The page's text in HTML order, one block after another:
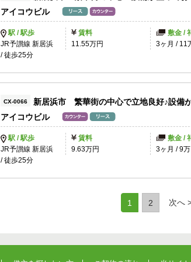
アイコウビル
駅 / 駅歩
JR予讃線 新居浜
/ 徒歩25分
賃料
11.55万円
敷金 /
3ヶ月 / 11
CX-0066
新居浜市 繁華街の中心で立地良好♪設備
アイコウビル
駅 / 駅歩
JR予讃線 新居浜
/ 徒歩25分
賃料
9.63万円
敷金 /
3ヶ月 /9万
1 (current)
2 次へ